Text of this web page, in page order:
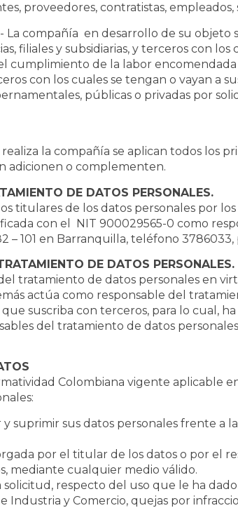
proveedores, contratistas, empleados,
La compañía en desarrollo de su objeto
filiales y subsidiarias, y terceros con
cumplimiento de la labor
con los cuales se tengan o vayan a
públicas o privadas por
la compañía se aplican todos los
adicionen o complementen.
DE DATOS PERSONALES.
titulares de los datos personales por
con el NIT 900029565-0 como
– 101 en Barranquilla, teléfono 3786033,
DE DATOS PERSONALES.
tratamiento de datos personales en
actúa como responsable del
suscriba con terceros, para lo cual,
del tratamiento de datos
Colombiana vigente aplicable
suprimir sus datos personales frente a
por el titular de los datos o por el
mediante cualquier medio válido.
respecto del uso que le ha dado
y Comercio, quejas por